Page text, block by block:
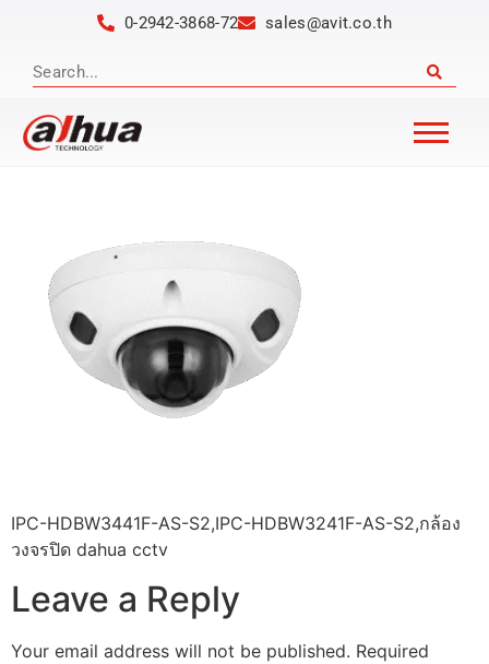
0-2942-3868-72 sales@avit.co.th
IPC-HDBW3441F-AS-S2,IPC-HDBW3241F-AS-S2,กล้อง
วงจรปิด dahua cctv
Leave a Reply
Your email address will not be published. Required